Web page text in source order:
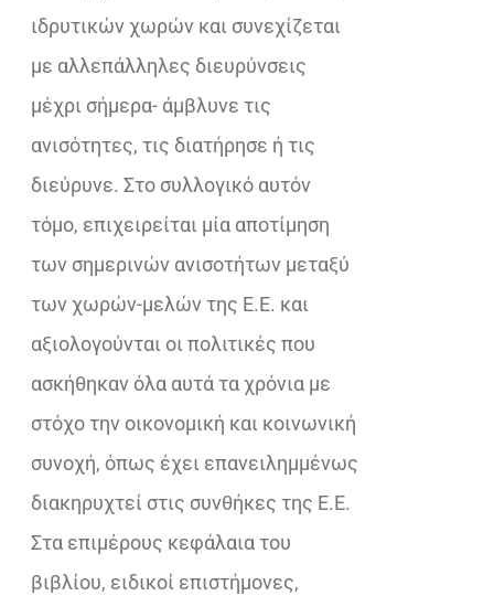
ιδρυτικών χωρών και συνεχίζεται
με αλλεπάλληλες διευρύνσεις
μέχρι σήμερα- άμβλυνε τις
ανισότητες, τις διατήρησε ή τις
διεύρυνε. Στο συλλογικό αυτόν
τόμο, επιχειρείται μία αποτίμηση
των σημερινών ανισοτήτων μεταξύ
των χωρών-μελών της Ε.Ε. και
αξιολογούνται οι πολιτικές που
ασκήθηκαν όλα αυτά τα χρόνια με
στόχο την οικονομική και κοινωνική
συνοχή, όπως έχει επανειλημμένως
διακηρυχτεί στις συνθήκες της Ε.Ε.
Στα επιμέρους κεφάλαια του
βιβλίου, ειδικοί επιστήμονες,